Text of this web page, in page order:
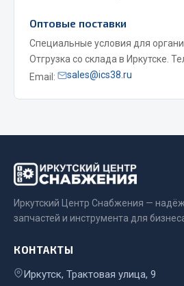
Запчасти Урал
Система выпуска газа
Система охлаждения
Сцепление
Тормозная система
Весь раздел
Оптовые поставки
Специальные условия для
Отгрузка со склада в Иркутске.
Email:
sales@ics38.ru
Иркутский Центр Снабжения —
запчастей и инструмента для
КОНТАКТЫ
Иркутск, Трактовая улица, 9